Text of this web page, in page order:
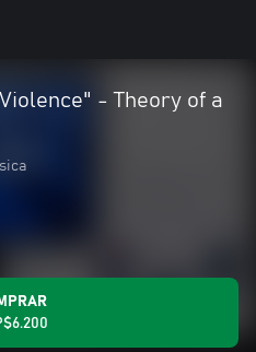
- Theory of a